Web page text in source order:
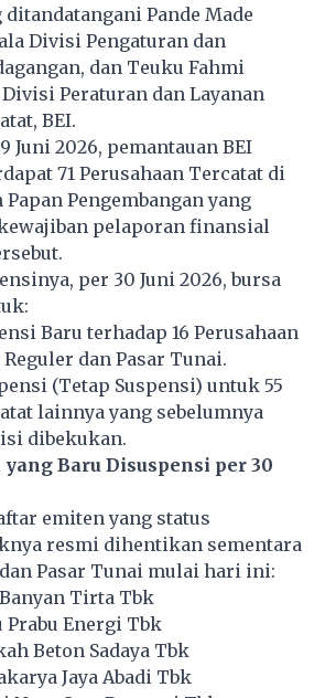
Pande Made
Divisi Pengaturan dan
dan Teuku Fahmi
Peraturan dan Layanan
BEI.
Juni 2026, pemantauan BEI
71 Perusahaan Tercatat di
Papan Pengembangan yang
pelaporan finansial
per 30 Juni 2026, bursa
Baru terhadap 16 Perusahaan
dan Pasar Tunai.
(Tetap Suspensi) untuk 55
lainnya yang sebelumnya
dibekukan.
yang Baru Disuspensi per 30
emiten yang status
resmi dihentikan sementara
Pasar Tunai mulai hari ini:
Tirta Tbk
Prabu Energi Tbk
Beton Sadaya Tbk
Jaya Abadi Tbk